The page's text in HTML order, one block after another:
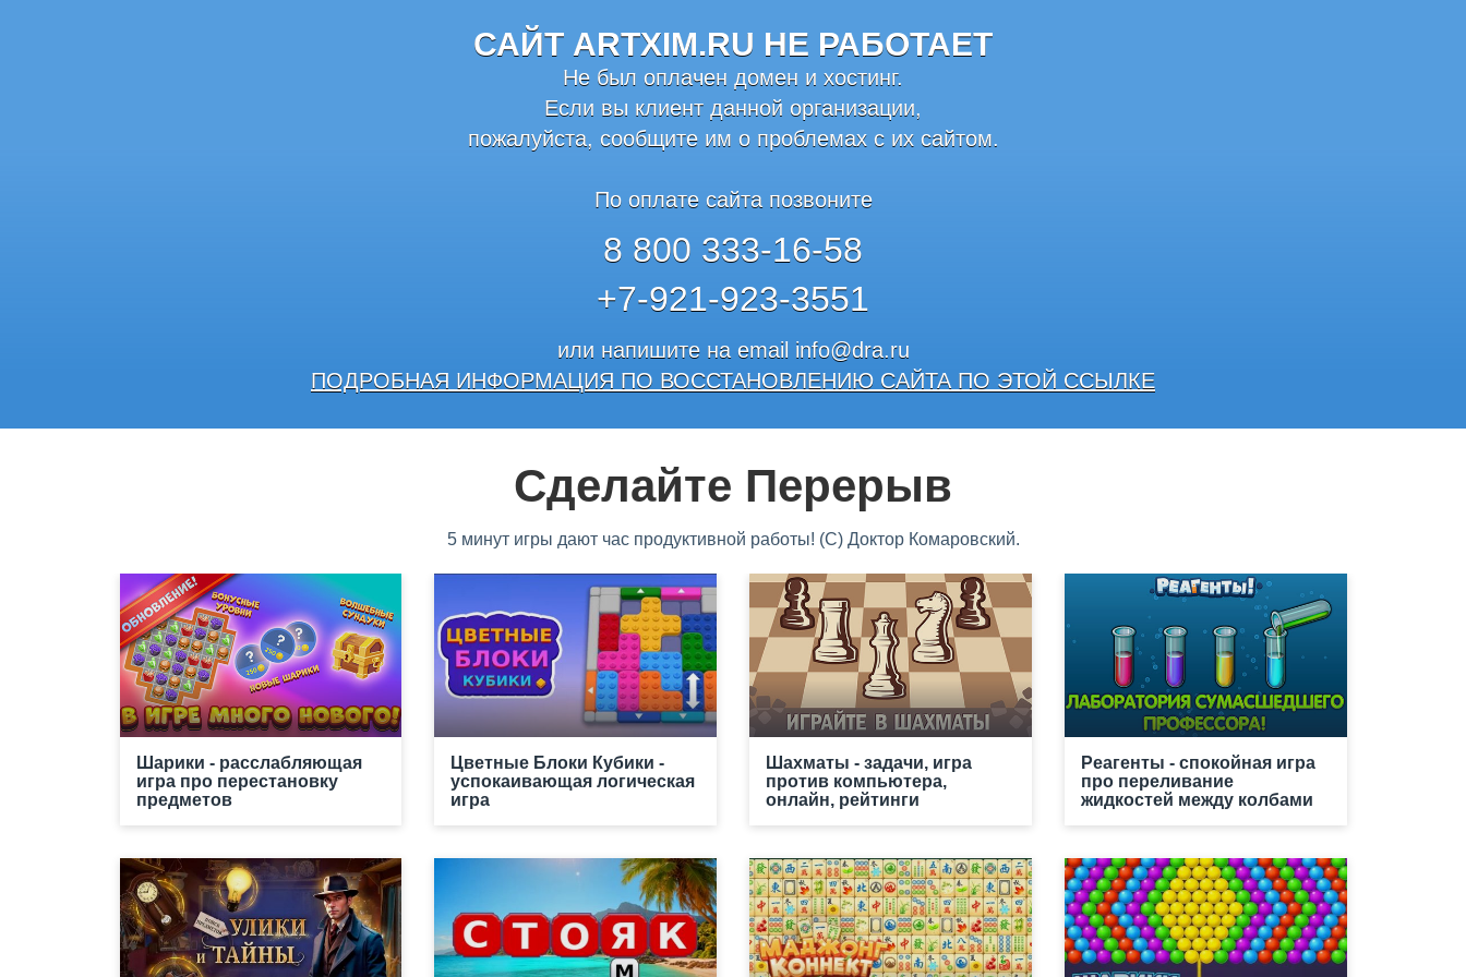
САЙТ ARTXIM.RU НЕ РАБОТАЕТ
Не был оплачен домен и хостинг.
Если вы клиент данной организации,
пожалуйста, сообщите им о проблемах с их сайтом.
По оплате сайта позвоните
8 800 333-16-58
+7-921-923-3551
или напишите на email info@dra.ru
ПОДРОБНАЯ ИНФОРМАЦИЯ ПО ВОССТАНОВЛЕНИЮ САЙТА ПО ЭТОЙ ССЫЛКЕ
Сделайте Перерыв
5 минут игры дают час продуктивной работы! (С) Доктор Комаровский.
Шарики - расслабляющая
игра про перестановку
предметов
Цветные Блоки Кубики -
успокаивающая логическая
игра
Шахматы - задачи, игра
против компьютера,
онлайн, рейтинги
Реагенты - спокойная игра
про переливание
жидкостей между колбами